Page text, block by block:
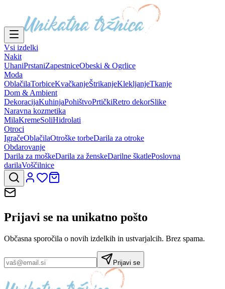
Vsi izdelki
Nakit
UhaniPrstaniZapestniceObeski & Ogrlice
Moda
OblačilaTorbiceKvačkanjeŠtrikanjeKlekljanjeTkanje
Dom & Ambient
DekoracijaKuhinjaPohištvoPrtičkiRetro dekorSlike
Naravna kozmetika
MilaKremeSoliHidrolati
Otroci
IgračeOblačilaOtroške torbeDarila za otroke
Obdarovanje
Darila za moškeDarila za ženskeDarilne škatlePoslovna
darilaVoščilnice
Prijavi se na unikatno pošto
Občasna sporočila o novih izdelkih in ustvarjalcih. Brez spama.
Prijavi se